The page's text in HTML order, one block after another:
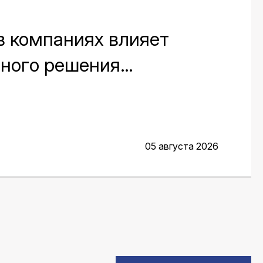
компаниях влияет
решения
Воденеев и старший
05 августа 2026